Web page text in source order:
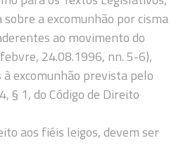
a excomunhão por cisma
ao movimento do
24.08.1996, nn. 5-6),
excomunhão prevista pelo
§ 1, do Código de Direito
aos fiéis leigos, devem ser